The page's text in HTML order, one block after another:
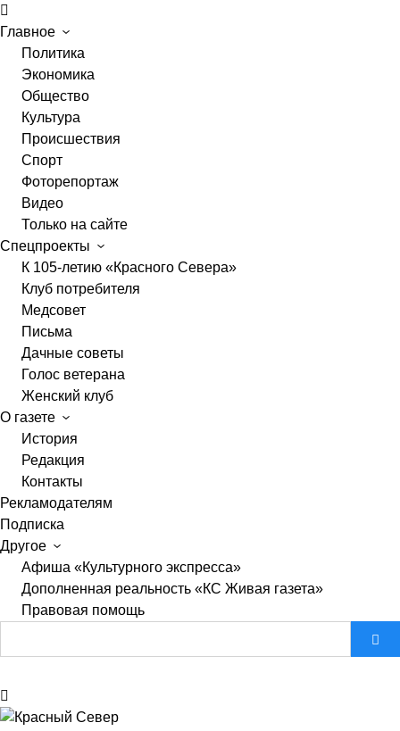
Главное
Политика
Экономика
Общество
Культура
Происшествия
Спорт
Фоторепортаж
Видео
Только на сайте
Спецпроекты
К 105-летию «Красного Севера»
Клуб потребителя
Медсовет
Письма
Дачные советы
Голос ветерана
Женский клуб
О газете
История
Редакция
Контакты
Рекламодателям
Подписка
Другое
Афиша «Культурного экспресса»
Дополненная реальность «КС Живая газета»
Правовая помощь